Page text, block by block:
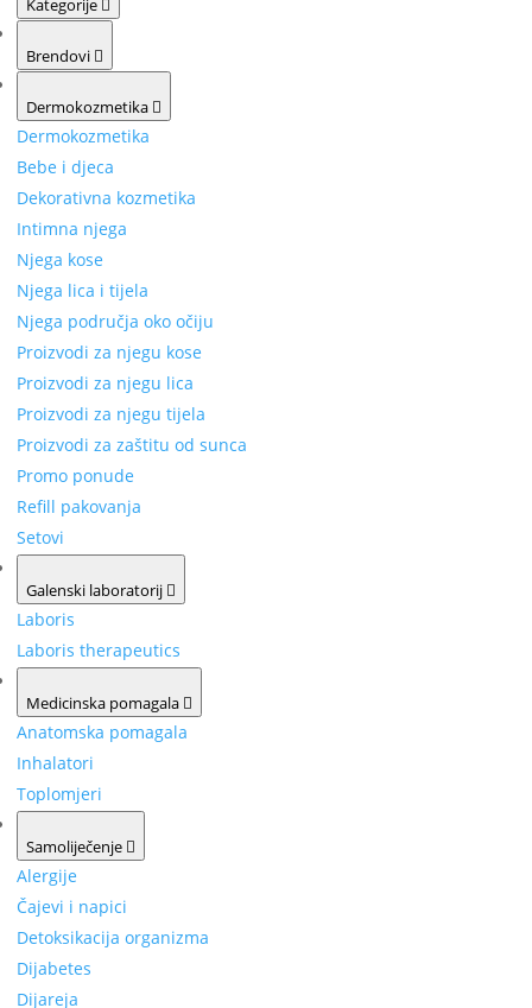
Kategorije
Brendovi
Dermokozmetika
Dermokozmetika
Bebe i djeca
Dekorativna kozmetika
Intimna njega
Njega kose
Njega lica i tijela
Njega područja oko očiju
Proizvodi za njegu kose
Proizvodi za njegu lica
Proizvodi za njegu tijela
Proizvodi za zaštitu od sunca
Promo ponude
Refill pakovanja
Setovi
Galenski laboratorij
Laboris
Laboris therapeutics
Medicinska pomagala
Anatomska pomagala
Inhalatori
Toplomjeri
Samoliječenje
Alergije
Čajevi i napici
Detoksikacija organizma
Dijabetes
Dijareja